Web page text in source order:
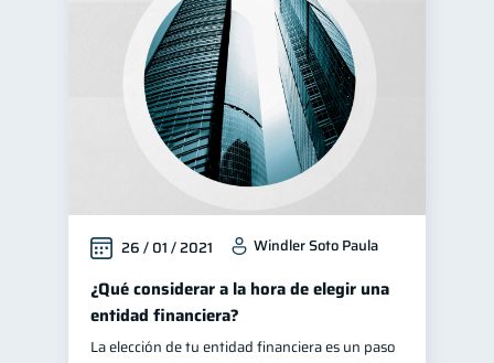
26 / 01 / 2021 Windler Soto Paula
¿Qué considerar a la hora de elegir una
entidad financiera?
La elección de tu entidad financiera es un paso